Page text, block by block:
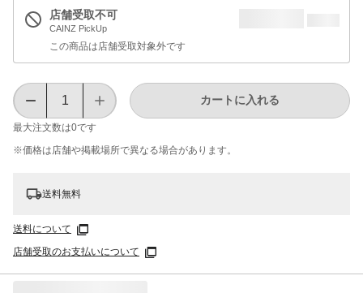
店舗受取不可
CAINZ PickUp
この商品は店舗受取対象外です
最大注文数は0です
カートに入れる
※価格は​店舗や​掲載場所で​異なる​場合が​あります。
送料無料
送料について
店舗受取のお支払いについて